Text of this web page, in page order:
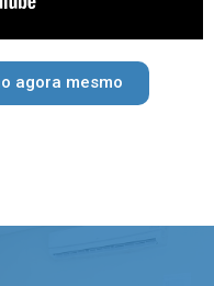
agora mesmo